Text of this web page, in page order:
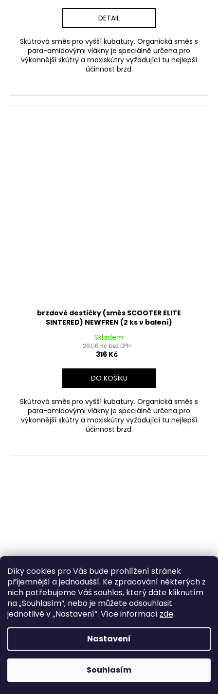
Díky cookies pro Vás bude prohlížení stránek
příjemnější a jednodušší. Ke zpracování některých z
nich potřebujeme Váš souhlas, který dáte kliknutím
na „Souhlasím“, nebo je můžete odsouhlasit
jednotlivě v „Nastavení“. Více informací zde.
Nastavení
Souhlasím
DETAIL
Skútrová směs pro vyšší kubatury. Organická směs s
para-amidovými vlákny je speciálně určena pro
výkonnější skútry a maxiskútry vyžadující tu nejlepší
účinnost brzd.
brzdové destičky (směs SCOOTER ELITE
SINTERED) NEWFREN (2 ks v balení)
Skladem
261,16 Kč bez DPH
316 Kč
DO KOŠÍKU
Skútrová směs pro vyšší kubatury. Organická směs s
para-amidovými vlákny je speciálně určena pro
výkonnější skútry a maxiskútry vyžadující tu nejlepší
účinnost brzd.
brzdové destičky (směs SCOOTER ELITE
SINTERED) NEWFREN (2 ks v balení)